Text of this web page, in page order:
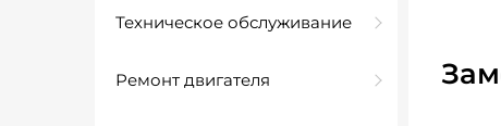
Техническое обслуживание
Ремонт двигателя